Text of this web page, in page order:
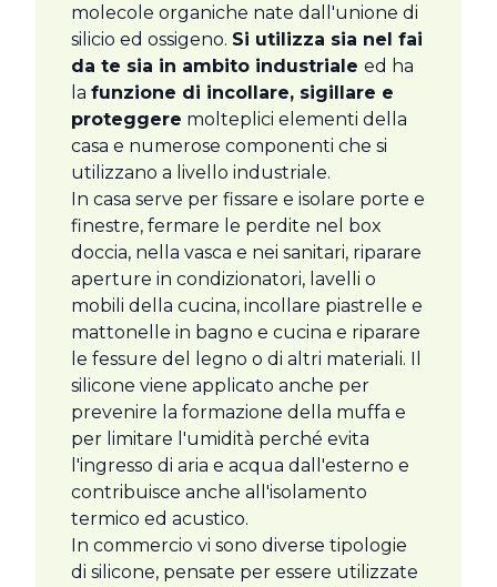
molecole organiche nate dall'unione di
silicio ed ossigeno. Si utilizza sia nel fai
da te sia in ambito industriale ed ha
la funzione di incollare, sigillare e
proteggere molteplici elementi della
casa e numerose componenti che si
utilizzano a livello industriale.
In casa serve per fissare e isolare porte e
finestre, fermare le perdite nel box
doccia, nella vasca e nei sanitari, riparare
aperture in condizionatori, lavelli o
mobili della cucina, incollare piastrelle e
mattonelle in bagno e cucina e riparare
le fessure del legno o di altri materiali. Il
silicone viene applicato anche per
prevenire la formazione della muffa e
per limitare l'umidità perché evita
l'ingresso di aria e acqua dall'esterno e
contribuisce anche all'isolamento
termico ed acustico.
In commercio vi sono diverse tipologie
di silicone, pensate per essere utilizzate